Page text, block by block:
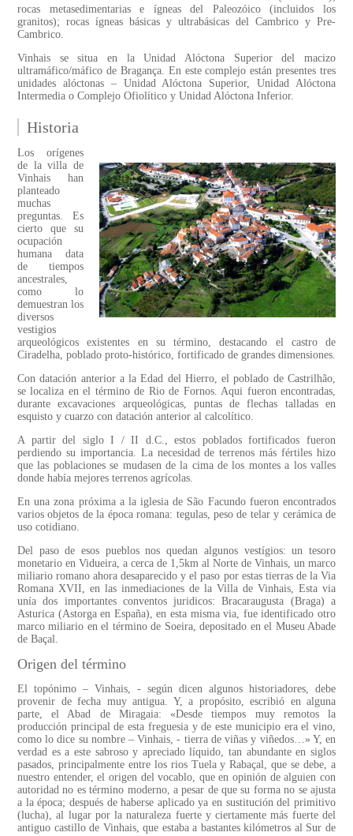
rocas metasedimentarias e ígneas del Paleozóico (incluidos los
granitos); rocas ígneas básicas y ultrabásicas del Cambrico y Pre-
Cambrico.
Vinhais se situa en la Unidad Alóctona Superior del macizo
ultramáfico/máfico de Bragança. En este complejo están presentes tres
unidades alóctonas – Unidad Alóctona Superior, Unidad Alóctona
Intermedia o Complejo Ofiolítico y Unidad Alóctona Inferior.
Historia
Los orígenes
de la villa de
Vinhais han
planteado
muchas
preguntas. Es
cierto que su
ocupación
humana data
de tiempos
ancestrales,
como lo
demuestran los
diversos
vestigios
arqueológicos existentes en su término, destacando el castro de
Ciradelha, poblado proto-histórico, fortificado de grandes dimensiones.
Con datación anterior a la Edad del Hierro, el poblado de Castrilhão,
se localiza en el término de Rio de Fornos. Aqui fueron encontradas,
durante excavaciones arqueológicas, puntas de flechas talladas en
esquisto y cuarzo con datación anterior al calcolítico.
A partir del siglo I / II d.C., estos poblados fortificados fueron
perdiendo su importancia. La necesidad de terrenos más fértiles hizo
que las poblaciones se mudasen de la cima de los montes a los valles
donde había mejores terrenos agrícolas.
En una zona próxima a la iglesia de São Facundo fueron encontrados
varios objetos de la época romana: tegulas, peso de telar y cerámica de
uso cotidiano.
Del paso de esos pueblos nos quedan algunos vestígios: un tesoro
monetario en Vidueira, a cerca de 1,5km al Norte de Vinhais, un marco
miliario romano ahora desaparecido y el paso por estas tierras de la Via
Romana XVII, en las inmediaciones de la Villa de Vinhais, Esta via
unía dos importantes conventos juridicos: Bracaraugusta (Braga) a
Asturica (Astorga en España), en esta misma via, fue identificado otro
marco miliario en el término de Soeira, depositado en el Museu Abade
de Baçal.
Origen del término
El topónimo – Vinhais, - según dicen algunos historiadores, debe
provenir de fecha muy antigua. Y, a propósito, escribió en alguna
parte, el Abad de Miragaia: «Desde tiempos muy remotos la
producción principal de esta freguesia y de este municipio era el vino,
como lo dice su nombre – Vinhais, - tierra de viñas y viñedos…» Y, en
verdad es a este sabroso y apreciado líquido, tan abundante en siglos
pasados, principalmente entre los rios Tuela y Rabaçal, que se debe, a
nuestro entender, el origen del vocablo, que en opinión de alguien con
autoridad no es término moderno, a pesar de que su forma no se ajusta
a la época; después de haberse aplicado ya en sustitución del primitivo
(lucha), al lugar por la naturaleza fuerte y ciertamente más fuerte del
antiguo castillo de Vinhais, que estaba a bastantes kilómetros al Sur de